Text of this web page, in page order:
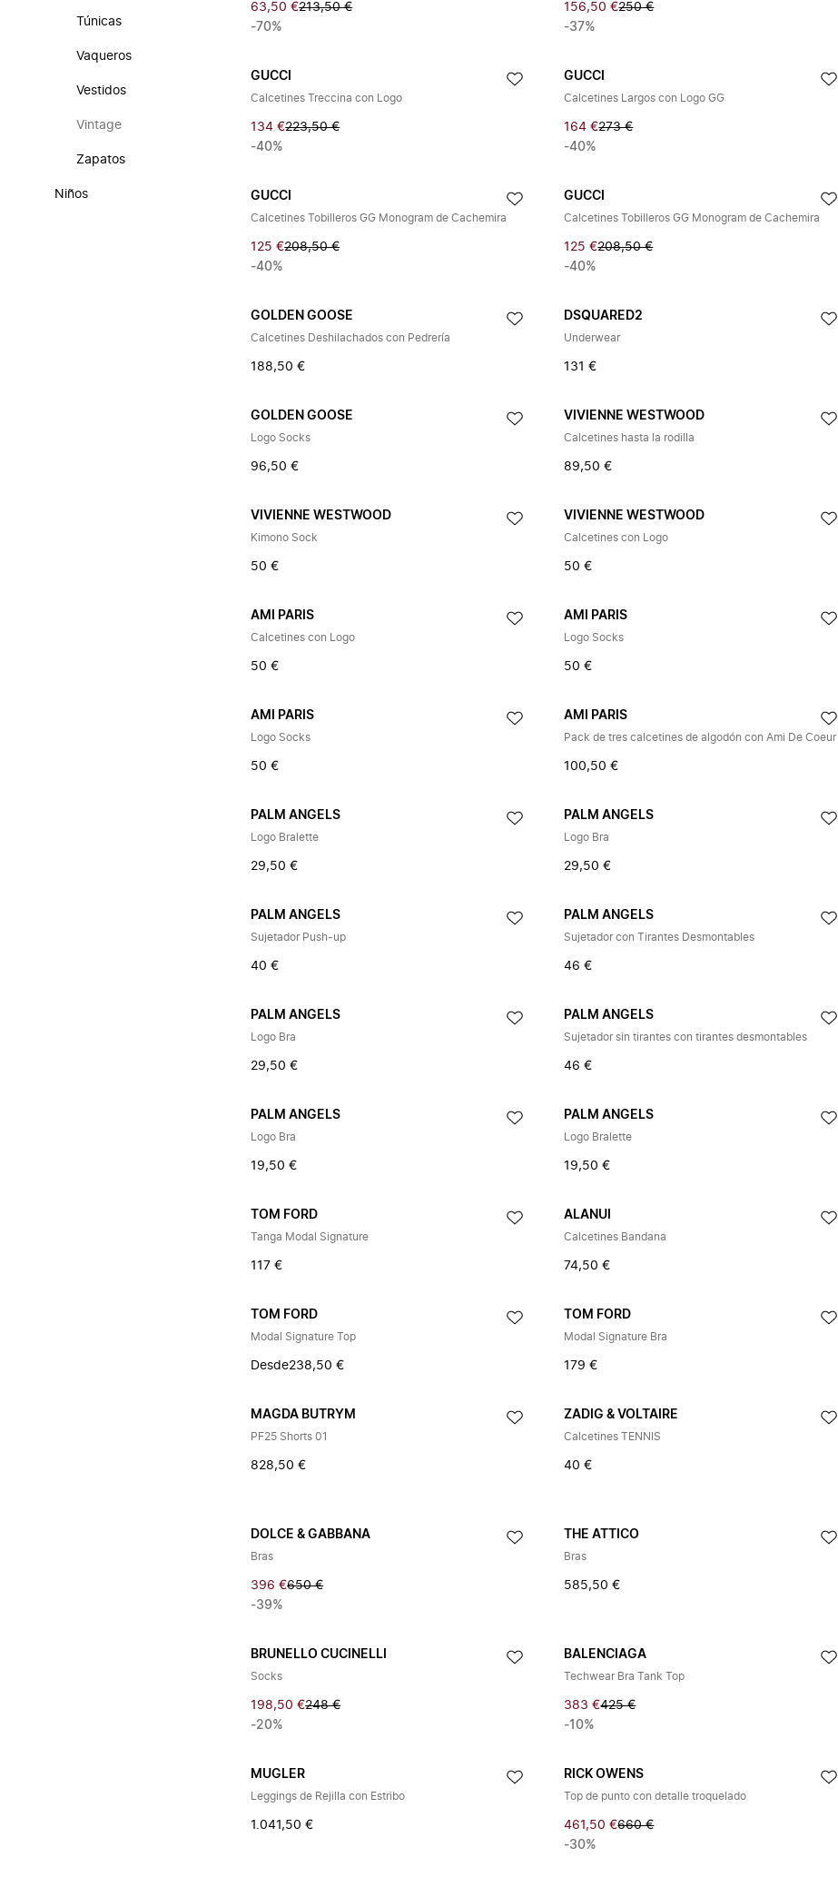
Túnicas
Vaqueros
Vestidos
Vintage
Zapatos
Niños
63,50 €213,50 €
-70%
156,50 €250 €
-37%
GUCCI
Calcetines Treccina con Logo
134 €223,50 €
-40%
GUCCI
Calcetines Largos con Logo GG
164 €273 €
-40%
GUCCI
Calcetines Tobilleros GG Monogram de Cachemira
125 €208,50 €
-40%
GUCCI
Calcetines Tobilleros GG Monogram de Cachemira
125 €208,50 €
-40%
GOLDEN GOOSE
Calcetines Deshilachados con Pedrería
188,50 €
DSQUARED2
Underwear
131 €
GOLDEN GOOSE
Logo Socks
96,50 €
VIVIENNE WESTWOOD
Calcetines hasta la rodilla
89,50 €
VIVIENNE WESTWOOD
Kimono Sock
50 €
VIVIENNE WESTWOOD
Calcetines con Logo
50 €
AMI PARIS
Calcetines con Logo
50 €
AMI PARIS
Logo Socks
50 €
AMI PARIS
Logo Socks
50 €
AMI PARIS
Pack de tres calcetines de algodón con Ami De Coeur
100,50 €
PALM ANGELS
Logo Bralette
29,50 €
PALM ANGELS
Logo Bra
29,50 €
PALM ANGELS
Sujetador Push-up
40 €
PALM ANGELS
Sujetador con Tirantes Desmontables
46 €
PALM ANGELS
Logo Bra
29,50 €
PALM ANGELS
Sujetador sin tirantes con tirantes desmontables
46 €
PALM ANGELS
Logo Bra
19,50 €
PALM ANGELS
Logo Bralette
19,50 €
TOM FORD
Tanga Modal Signature
117 €
ALANUI
Calcetines Bandana
74,50 €
TOM FORD
Modal Signature Top
Desde238,50 €
TOM FORD
Modal Signature Bra
179 €
MAGDA BUTRYM
PF25 Shorts 01
828,50 €
ZADIG & VOLTAIRE
Calcetines TENNIS
40 €
DOLCE & GABBANA
Bras
396 €650 €
-39%
THE ATTICO
Bras
585,50 €
BRUNELLO CUCINELLI
Socks
198,50 €248 €
-20%
BALENCIAGA
Techwear Bra Tank Top
383 €425 €
-10%
MUGLER
Leggings de Rejilla con Estribo
1.041,50 €
RICK OWENS
Top de punto con detalle troquelado
461,50 €660 €
-30%